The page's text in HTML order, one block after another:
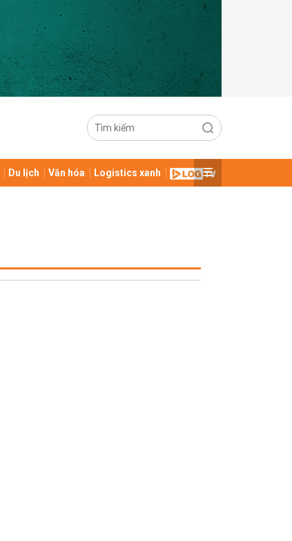
Du lịch Văn hóa Logistics xanh